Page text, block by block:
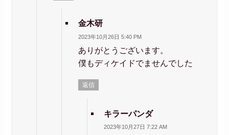
金木研
2023年10月26日 5:40 PM
ありがとうございます。
僕もディケイドでませんでした
返信
キラーパンダ
2023年10月27日 7:22 AM